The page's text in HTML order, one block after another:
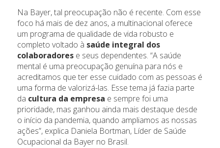
Na Bayer, tal preocupação não é recente. Com esse
foco há mais de dez anos, a multinacional oferece
um programa de qualidade de vida robusto e
completo voltado à saúde integral dos
colaboradores e seus dependentes. “A saúde
mental é uma preocupação genuína para nós e
acreditamos que ter esse cuidado com as pessoas é
uma forma de valorizá-las. Esse tema já fazia parte
da cultura da empresa e sempre foi uma
prioridade, mas ganhou ainda mais destaque desde
o início da pandemia, quando ampliamos as nossas
ações”, explica Daniela Bortman, Líder de Saúde
Ocupacional da Bayer no Brasil.